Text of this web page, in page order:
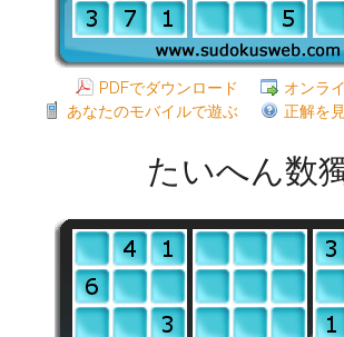
PDFでダウンロード
オンラ
あなたのモバイルで遊ぶ
正解を
たいへん数